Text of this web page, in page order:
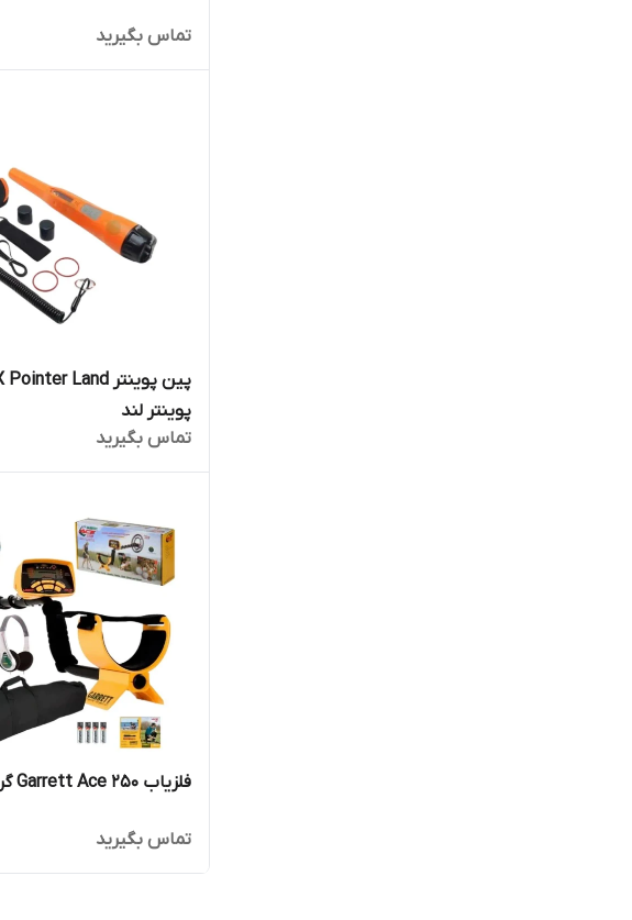
تماس بگیرید
پوینتر لند
تماس بگیرید
فلزیاب Garrett Ace 250 گرت آیس
تماس بگیرید